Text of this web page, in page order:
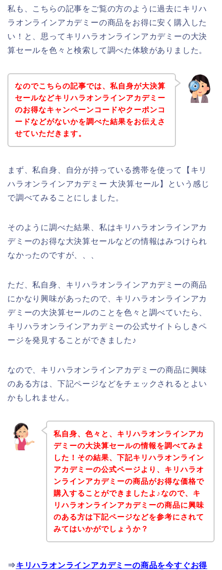
私も、こちらの記事をご覧の方のように過去にキリハ
ラオンラインアカデミーの商品をお得に安く購入した
い！と、思ってキリハラオンラインアカデミーの大決
算セールを色々と検索して調べた体験がありました。
なのでこちらの記事では、私自身が大決算
セールなどキリハラオンラインアカデミー
のお得なキャンペーンコードやクーポンコ
ードなどがないかを調べた結果をお伝えさ
せていただきます。
まず、私自身、自分が持っている携帯を使って【キリ
ハラオンラインアカデミー 大決算セール】という感じ
で調べてみることにしました。
そのように調べた結果、私はキリハラオンラインアカ
デミーのお得な大決算セールなどの情報はみつけられ
なかったのですが、、、
ただ、私自身、キリハラオンラインアカデミーの商品
にかなり興味があったので、キリハラオンラインアカ
デミーの大決算セールのことを色々と調べていたら、
キリハラオンラインアカデミーの公式サイトらしきペ
ージを発見することができました♪
なので、キリハラオンラインアカデミーの商品に興味
のある方は、下記ページなどをチェックされるとよい
かもしれません。
私自身、色々と、キリハラオンラインアカ
デミーの大決算セールの情報を調べてみま
した！その結果、下記キリハラオンライン
アカデミーの公式ページより、キリハラオ
ンラインアカデミーの商品がお得な価格で
購入することができましたよ♪なので、キ
リハラオンラインアカデミーの商品に興味
のある方は下記ページなどを参考にされて
みてはいかがでしょうか？
⇒キリハラオンラインアカデミーの商品を今すぐお得